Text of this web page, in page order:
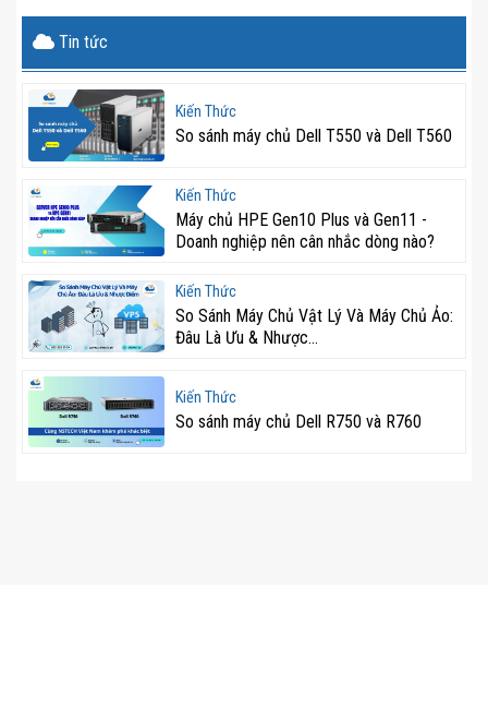
Tin tức
Kiến Thức
So sánh máy chủ Dell T550 và Dell T560
Kiến Thức
Máy chủ HPE Gen10 Plus và Gen11 -
Doanh nghiệp nên cân nhắc dòng nào?
Kiến Thức
So Sánh Máy Chủ Vật Lý Và Máy Chủ Ảo:
Đâu Là Ưu & Nhược...
Kiến Thức
So sánh máy chủ Dell R750 và R760